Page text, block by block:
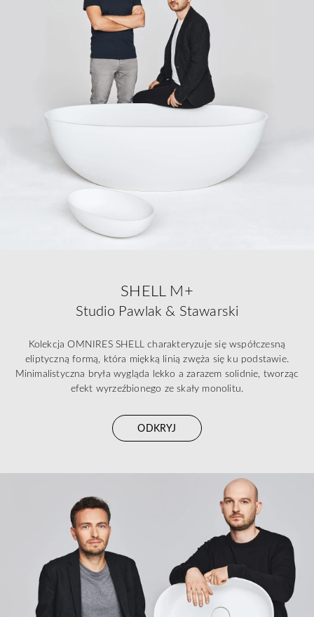
SHELL M+
Studio Pawlak & Stawarski
Kolekcja OMNIRES SHELL charakteryzuje się współczesną
eliptyczną formą, która miękką linią zwęża się ku podstawie.
Minimalistyczna bryła wygląda lekko a zarazem solidnie, tworząc
efekt wyrzeźbionego ze skały monolitu.
ODKRYJ